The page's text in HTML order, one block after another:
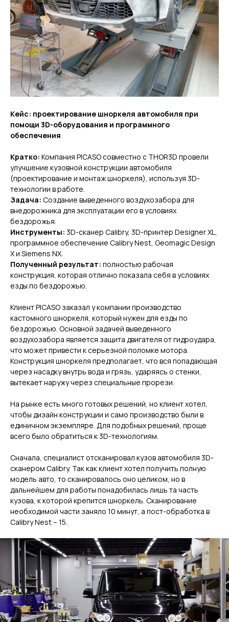
Кейс: проектирование шноркеля автомобиля при
помощи 3D-оборудования и программного
обеспечения
Кратко: Компания PICASO совместно с THOR3D провели
улучшение кузовной конструкции автомобиля
(проектирование и монтаж шноркеля), используя 3D-
технологии в работе.
Задача: Создание выведенного воздухозабора для
внедорожника для эксплуатации его в условиях
бездорожья.
Инструменты: 3D-сканер Calibry, 3D-принтер Designer XL,
программное обеспечение Calibry Nest, Geomagic Design
X и Siemens NX.
Полученный результат: полностью рабочая
конструкция, которая отлично показала себя в условиях
езды по бездорожью.
Клиент PICASO заказал у компании производство
кастомного шноркеля, который нужен для езды по
бездорожью. Основной задачей выведенного
воздухозабора является защита двигателя от гидроудара,
что может привести к серьезной поломке мотора.
Конструкция шноркеля предполагает, что вся попадающая
через насадку внутрь вода и грязь, ударяясь о стенки,
вытекает наружу через специальные прорези.
На рынке есть много готовых решений, но клиент хотел,
чтобы дизайн конструкции и само производство были в
единичном экземпляре. Для подобных решений, проще
всего было обратиться к 3D-технологиям.
Сначала, специалист отсканировал кузов автомобиля 3D-
сканером Calibry. Так как клиент хотел получить полную
модель авто, то сканировалось оно целиком, но в
дальнейшем для работы понадобилась лишь та часть
кузова, к которой крепится шноркель. Сканирование
необходимой части заняло 10 минут, а пост-обработка в
Calibry Nest – 15.